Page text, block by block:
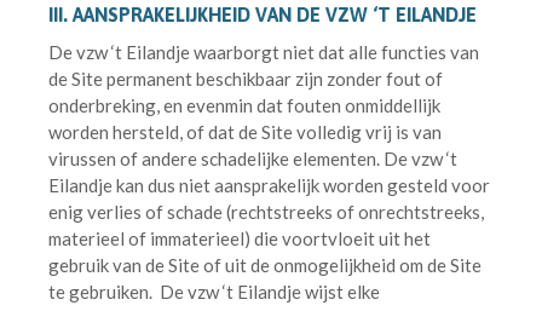
III. AANSPRAKELIJKHEID VAN DE VZW ‘T EILANDJE
De vzw ‘t Eilandje waarborgt niet dat alle functies van
de Site permanent beschikbaar zijn zonder fout of
onderbreking, en evenmin dat fouten onmiddellijk
worden hersteld, of dat de Site volledig vrij is van
virussen of andere schadelijke elementen. De vzw ‘t
Eilandje kan dus niet aansprakelijk worden gesteld voor
enig verlies of schade (rechtstreeks of onrechtstreeks,
materieel of immaterieel) die voortvloeit uit het
gebruik van de Site of uit de onmogelijkheid om de Site
te gebruiken. De vzw ‘t Eilandje wijst elke